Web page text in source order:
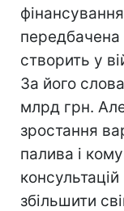
створить у
За його
млрд грн.
зростання
палива і
збільшити